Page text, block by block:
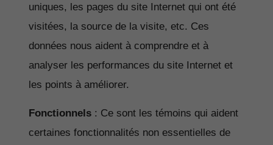
uniques, les pages du site Internet qui ont été
visitées, la source de la visite, etc. Ces
données nous aident à comprendre et à
analyser les performances du site Internet et
les points à améliorer.
Fonctionnels: Ce sont les témoins qui aident
certaines fonctionnalités non essentielles de